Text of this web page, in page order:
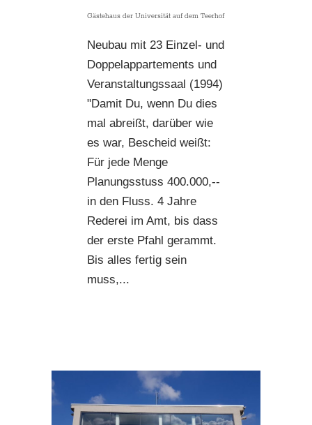
Gästehaus der Universität auf dem Teerhof
Neubau mit 23 Einzel- und
Doppelappartements und
Veranstaltungssaal (1994)
"Damit Du, wenn Du dies
mal abreißt, darüber wie
es war, Bescheid weißt:
Für jede Menge
Planungsstuss 400.000,--
in den Fluss. 4 Jahre
Rederei im Amt, bis dass
der erste Pfahl gerammt.
Bis alles fertig sein
muss,...